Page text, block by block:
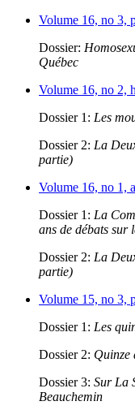
Volume 16, no 3,
Dossier:
Québec
Volume 16, no 2,
Dossier 1: Les
Dossier 2: La
partie)
Volume 16, no 1,
Dossier 1: La
ans de débats sur
Dossier 2: La
partie)
Volume 15, no 3,
Dossier 1: Les
Dossier 2: Quinze
Dossier 3: Sur La
Beauchemin